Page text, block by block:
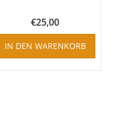
€25,00
IN DEN WARENKORB